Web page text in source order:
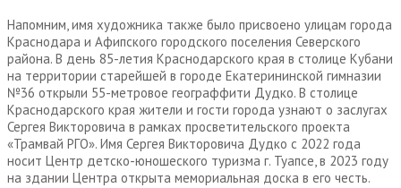
Напомним, имя художника также было присвоено улицам города
Краснодара и Афипского городского поселения Северского
района. В день 85-летия Краснодарского края в столице Кубани
на территории старейшей в городе Екатерининской гимназии
№36 открыли 55-метровое географфити Дудко. В столице
Краснодарского края жители и гости города узнают о заслугах
Сергея Викторовича в рамках просветительского проекта
«Трамвай РГО». Имя Сергея Викторовича Дудко с 2022 года
носит Центр детско-юношеского туризма г. Туапсе, в 2023 году
на здании Центра открыта мемориальная доска в его честь.